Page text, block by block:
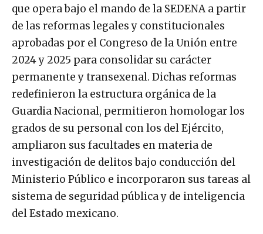
que opera bajo el mando de la SEDENA a partir
de las reformas legales y constitucionales
aprobadas por el Congreso de la Unión entre
2024 y 2025 para consolidar su carácter
permanente y transexenal. Dichas reformas
redefinieron la estructura orgánica de la
Guardia Nacional, permitieron homologar los
grados de su personal con los del Ejército,
ampliaron sus facultades en materia de
investigación de delitos bajo conducción del
Ministerio Público e incorporaron sus tareas al
sistema de seguridad pública y de inteligencia
del Estado mexicano.